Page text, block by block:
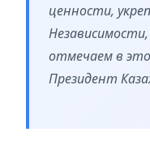
ценности,
отмечаем в
Президент